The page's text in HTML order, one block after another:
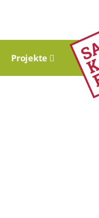
Projekte